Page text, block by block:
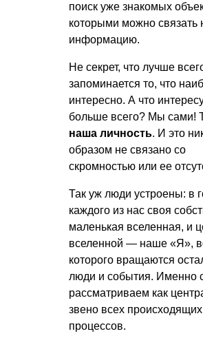
поиск уже знакомых
которыми можно связать
информацию.
Не секрет, что лучше
запоминается то, что
интересно. А что
больше всего? Мы сами!
наша личность. И это
образом не связано со
скромностью или ее
Так уж люди устроены: в
каждого из нас своя
маленькая вселенная, и
вселенной — наше «Я»,
которого вращаются
люди и события. Именно
рассматриваем как
звено всех происходящих
процессов.